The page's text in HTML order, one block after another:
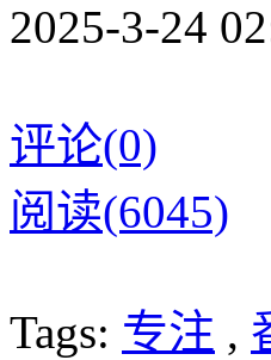
2025-3-24
评论(0)
阅读(6045)
Tags: 专注 ,